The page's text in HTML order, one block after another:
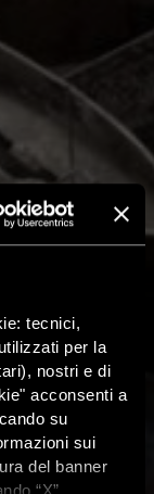
tecnici,
per la
nostri e di
acconsenti a
su
sui
del banner